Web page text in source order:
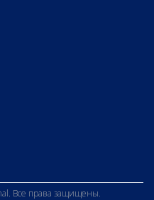
Все права защищены.